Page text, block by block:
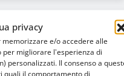
privacy
e/o accedere alle
per migliorare l'esperienza di
personalizzati. Il consenso a
quali il comportamento di
della griglia Playoff e